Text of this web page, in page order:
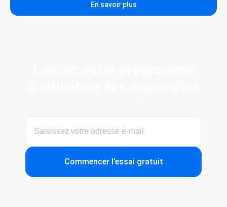
En savoir plus
Commencer l’essai gratuit